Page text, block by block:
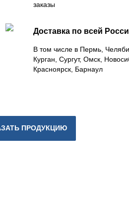
заказы
Доставка по всей
В том числе в Пермь,
Курган, Сургут, Омск,
Красноярск, Барнаул
ПРОДУКЦИЮ